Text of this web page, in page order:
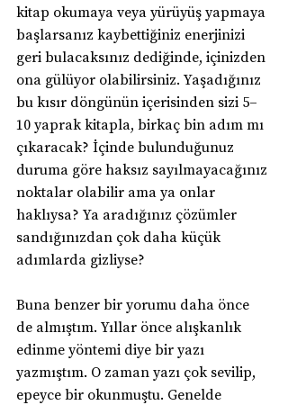
kitap okumaya veya yürüyüş yapmaya
başlarsanız kaybettiğiniz enerjinizi
geri bulacaksınız dediğinde, içinizden
ona gülüyor olabilirsiniz. Yaşadığınız
bu kısır döngünün içerisinden sizi 5–
10 yaprak kitapla, birkaç bin adım mı
çıkaracak? İçinde bulunduğunuz
duruma göre haksız sayılmayacağınız
noktalar olabilir ama ya onlar
haklıysa? Ya aradığınız çözümler
sandığınızdan çok daha küçük
adımlarda gizliyse?
Buna benzer bir yorumu daha önce
de almıştım. Yıllar önce alışkanlık
edinme yöntemi diye bir yazı
yazmıştım. O zaman yazı çok sevilip,
epeyce bir okunmuştu. Genelde